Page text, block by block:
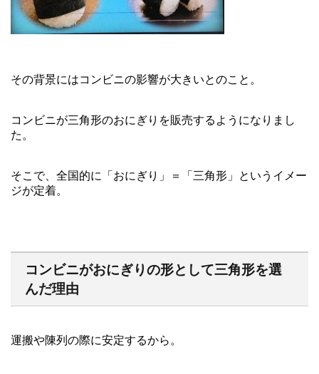
その背景にはコンビニの影響が大きいとのこと。
コンビニが三角形のおにぎりを販売するようになりまし
た。
そこで、全国的に「おにぎり」＝「三角形」というイメー
ジが定着。
コンビニがおにぎりの形として三角形を選
んだ理由
運搬や陳列の際に安定するから。